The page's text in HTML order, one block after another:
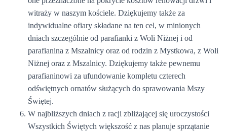
witraży w naszym kościele. Dziękujemy także za
indywidualne ofiary składane na ten cel, w minionych
dniach szczególnie od parafianki z Woli Niżnej i od
parafianina z Mszalnicy oraz od rodzin z Mystkowa, z Woli
Niżnej oraz z Mszalnicy. Dziękujemy także pewnemu
parafianinowi za ufundowanie kompletu czterech
odświętnych ornatów służących do sprawowania Mszy
Świętej.
W najbliższych dniach z racji zbliżającej się uroczystości
Wszystkich Świętych większość z nas planuje sprzątanie